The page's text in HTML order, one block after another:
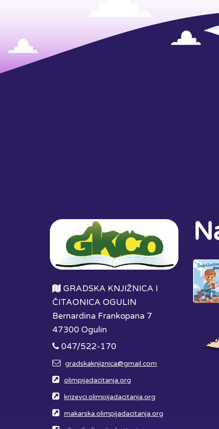
GRADSKA KNJIŽNICA I
ČITAONICA OGULIN
Bernardina Frankopana 7
47300 Ogulin
047/522-170
gradskaknjiznica@gmail.com
olimpijadacitanja.org
krizevci.olimpijadacitanja.org
makarska.olimpijadacitanja.org